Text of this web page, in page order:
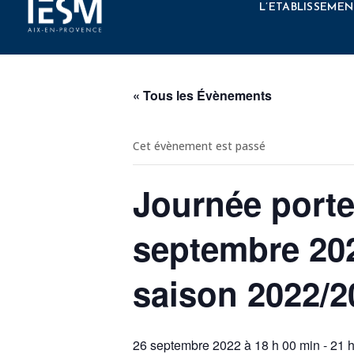
« Tous les Évènements
Cet évènement est passé
Journée
septembre
saison 2022/
26 septembre 2022 à 18 h 00 min -21